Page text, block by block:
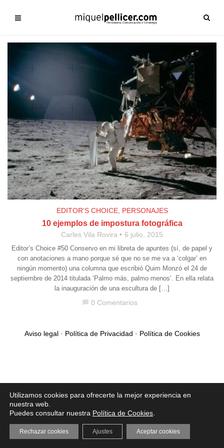
EDITOR'S CHOICE, PERSONAJES
10 ejemplos de impostura fotográfica
Carles Vila Rovira 6 julio, 2015
Editor’s Choice #50 Conservo en mi libreta de apuntes (sí, de papel y
con anotaciones a mano porque sé que no se me va a ‘colgar’ en
ningún momento) una columna que escribió Quim Monzó el 24 de
septiembre de 2014 titulada ‘Palmo más, palmo menos‘. En ella relata
la inauguración de una escultura de […]
0 Comentarios
Aviso legal· Política de Privacidad · Política de Cookies
Utilizamos cookies para ofrecerte la mejor experiencia en
nuestra web.
Puedes consultar nuestra Política de Cookies
Aceptar cookies
Rechazar cookies Ajustes